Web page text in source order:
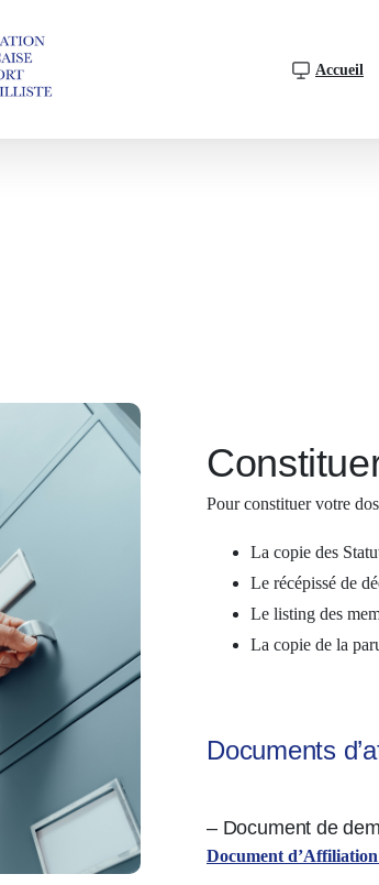
Accueil
Pour constituer votre
La copie des
Le récépissé de
Le listing des
La copie de la
Documents
– Document de
Document d’Affiliation